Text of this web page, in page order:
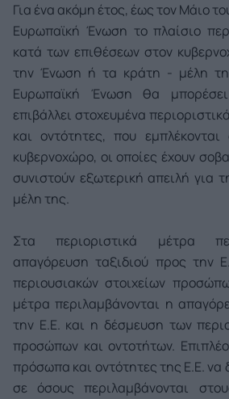
Για ένα ακόμη έτος, έως τον Μάιο
Ευρωπαϊκή Ένωση το πλαίσιο
κατά των επιθέσεων στον
την Ένωση ή τα κράτη - μέλη
Ευρωπαϊκή Ένωση θα
επιβάλλει στοχευμένα
και οντότητες, που
κυβερνοχώρο, οι οποίες έχουν
συνιστούν εξωτερική απειλή για
μέλη της.
Στα περιοριστικά μέτρα
απαγόρευση ταξιδιού προς την
περιουσιακών στοιχείων
μέτρα περιλαμβάνονται η
την Ε.Ε. και η δέσμευση των
προσώπων και οντοτήτων.
πρόσωπα και οντότητες της Ε.Ε. να
σε όσους περιλαμβάνονται